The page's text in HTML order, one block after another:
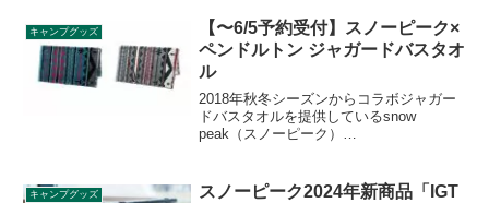
きます。詳細をレビューします。
キャンプグッズ
【〜6/5予約受付】スノーピーク×
ペンドルトン ジャガードバスタオ
ル
2018年秋冬シーズンからコラボジャガー
ドバスタオルを提供しているsnow
peak（スノーピーク）
したが、2021年6月5日に前回よりも一回
キャンプグッズ
スノーピーク2024年新商品「IGT